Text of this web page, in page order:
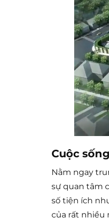
Cuộc
Nằm ngay
sự quan tâm
số tiện ích
của rất nhiều